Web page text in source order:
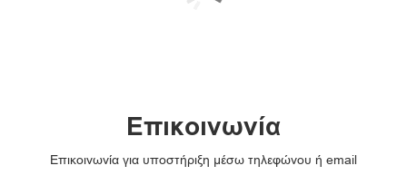
Επικοινωνία
Επικοινωνία για υποστήριξη μέσω τηλεφώνου ή email